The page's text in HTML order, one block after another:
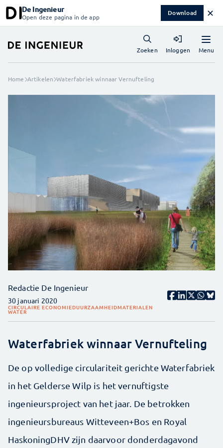
De Ingenieur
Open deze pagina in de app Download ✕
Menu
Zoeken Inloggen
Home Artikelen Waterfabriek winnaar Vernufteling
Redactie De Ingenieur
30 januari 2020
CIRCULAIRE ECONOMIEDUURZAAMHEIDMATERIALEN
WATER
Waterfabriek winnaar Vernufteling
De op volledige circulariteit gerichte Waterfabriek
in het Gelderse Wilp is het vernuftigste
ingenieursproject van het jaar. De betrokken
ingenieursbureaus Witteveen+Bos en Royal
HaskoningDHV zijn daarvoor donderdagavond